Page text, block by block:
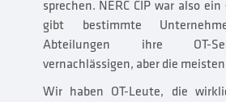
sprechen. NERC CIP war also ein
gibt bestimmte
Abteilungen ihre OT-
vernachlässigen, aber die
Wir haben OT-Leute, die